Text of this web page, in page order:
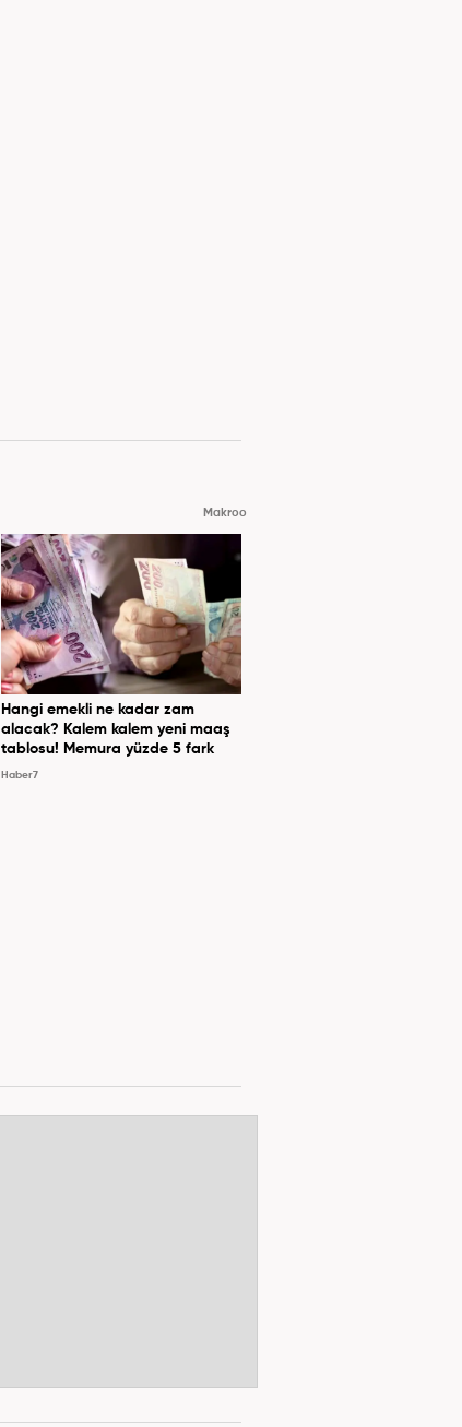
Makroo
Hangi emekli ne kadar zam
alacak? Kalem kalem yeni maaş
tablosu! Memura yüzde 5 fark
Haber7